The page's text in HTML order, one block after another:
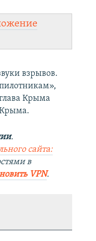
взрывов.
Крыма
Крыма.
.
сайта:
в
VPN.